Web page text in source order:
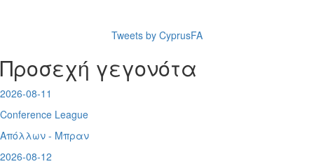
Tweets by CyprusFA
Προσεχή γεγονότα
2026-08-11
Conference League
Απόλλων - Μπραν
2026-08-12